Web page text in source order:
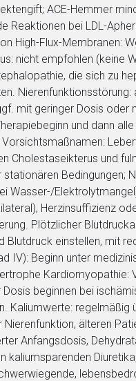
ACE-Hemmer
Reaktionen bei LDL-
High-Flux-Membranen:
nicht empfohlen (keine
die sich zu
mit geringer Dosis oder
und dann
Cholestaseikterus und
Bedingungen;
Wasser-/
Herzinsuffizienz
Plötzlicher
Blutdruck einstellen, mit
IV): Beginn unter
Kardiomyopathie:
beginnen bei
Kaliumwerte:
älteren
Anfangsdosis,
kaliumsparenden
Für die Inhalte der
Zurück zur